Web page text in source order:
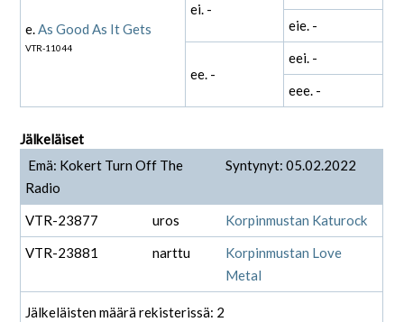
e.As Good As It Gets
VTR-11044
ei. -
eie. -
ee. -
eei. -
eee. -
Jälkeläiset
Emä: Kokert Turn Off The
Radio
Syntynyt: 05.02.2022
VTR-23877 uros
Korpinmustan Katurock
VTR-23881
narttu
Korpinmustan Love
Metal
Jälkeläisten määrä rekisterissä: 2